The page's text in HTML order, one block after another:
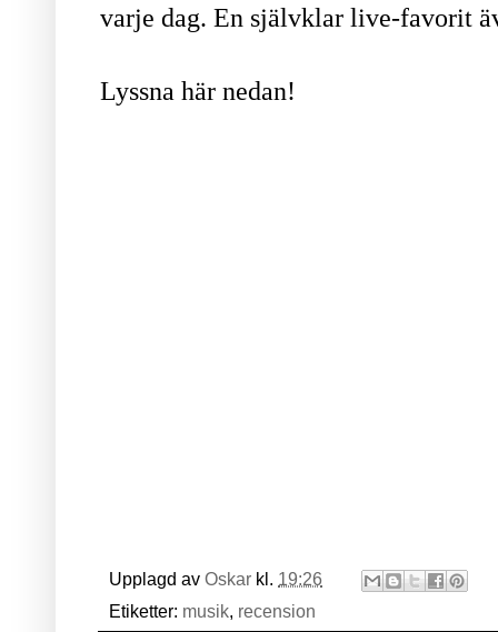
varje dag. En självklar live-favorit
Lyssna här nedan!
Upplagd av Oskar kl. 19:26
Etiketter: musik, recension